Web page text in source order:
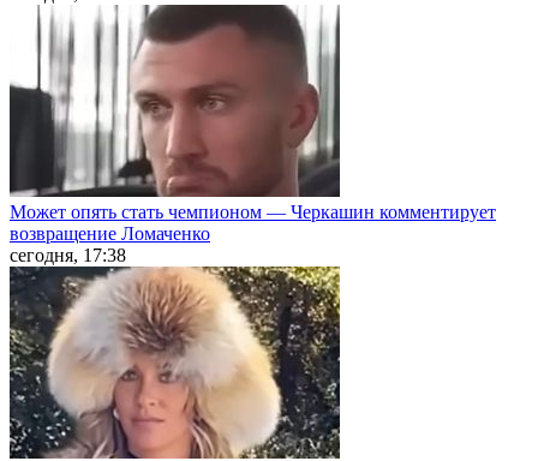
Может опять стать чемпионом — Черкашин комментирует
возвращение Ломаченко
сегодня, 17:38